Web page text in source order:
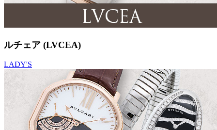
ルチェア (LVCEA)
LADY'S